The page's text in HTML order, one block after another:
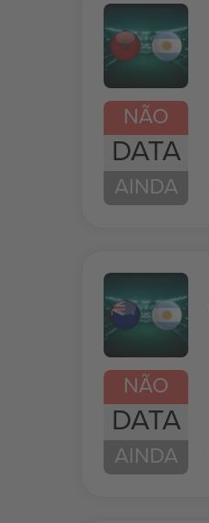
NÃO
DATA
AINDA
NÃO
DATA
AINDA